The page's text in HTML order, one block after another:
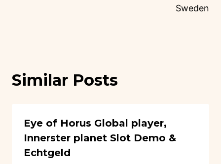
Sweden
Similar Posts
Eye of Horus Global player,
Innerster planet Slot Demo &
Echtgeld